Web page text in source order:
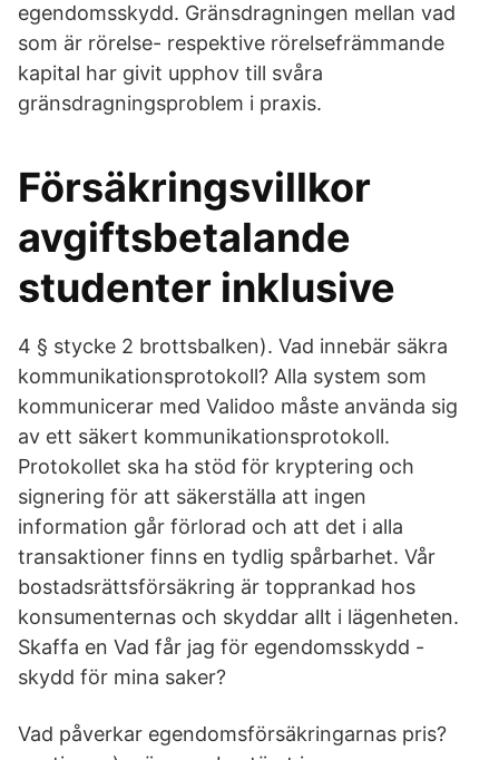
egendomsskydd. Gränsdragningen mellan vad
som är rörelse- respektive rörelsefrämmande
kapital har givit upphov till svåra
gränsdragningsproblem i praxis.
Försäkringsvillkor
avgiftsbetalande
studenter inklusive
4 § stycke 2 brottsbalken). Vad innebär säkra
kommunikationsprotokoll? Alla system som
kommunicerar med Validoo måste använda sig
av ett säkert kommunikationsprotokoll.
Protokollet ska ha stöd för kryptering och
signering för att säkerställa att ingen
information går förlorad och att det i alla
transaktioner finns en tydlig spårbarhet. Vår
bostadsrättsförsäkring är topprankad hos
konsumenternas och skyddar allt i lägenheten.
Skaffa en Vad får jag för egendomsskydd -
skydd för mina saker?
Vad påverkar egendomsförsäkringarnas pris?